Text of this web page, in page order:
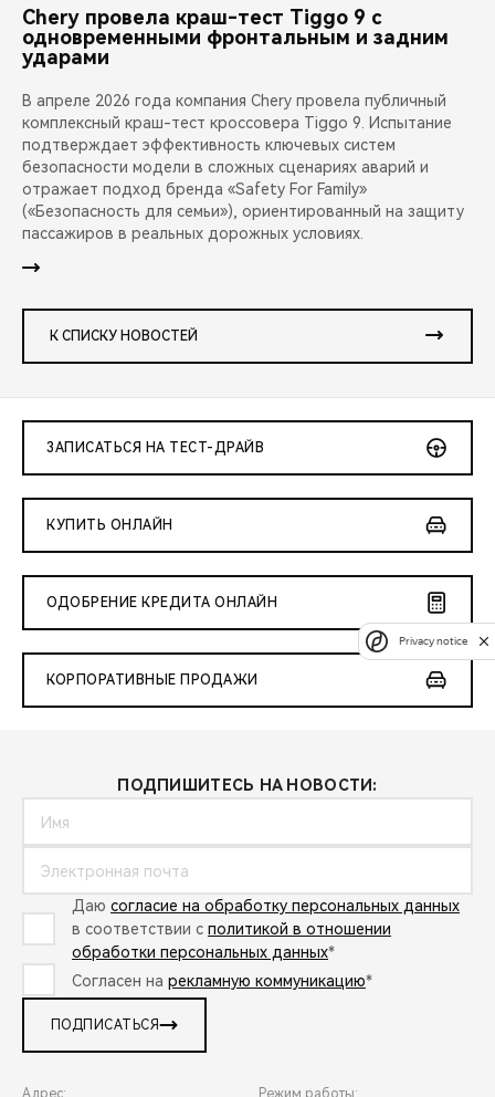
Chery провела краш-тест Tiggo 9 с
одновременными фронтальным и задним
ударами
В апреле 2026 года компания Chery провела публичный
комплексный краш-тест кроссовера Tiggo 9. Испытание
подтверждает эффективность ключевых систем
безопасности модели в сложных сценариях аварий и
отражает подход бренда «Safety For Family»
(«Безопасность для семьи»), ориентированный на защиту
пассажиров в реальных дорожных условиях.
К СПИСКУ НОВОСТЕЙ
ЗАПИСАТЬСЯ НА ТЕСТ-ДРАЙВ
КУПИТЬ ОНЛАЙН
ОДОБРЕНИЕ КРЕДИТА ОНЛАЙН
КОРПОРАТИВНЫЕ ПРОДАЖИ
ПОДПИШИТЕСЬ НА НОВОСТИ:
Даю согласие на обработку персональных данных
в соответствии с политикой в отношении
обработки персональных данных*
Согласен на рекламную коммуникацию*
ПОДПИСАТЬСЯ
Адрес: Режим работы:
Privacy notice